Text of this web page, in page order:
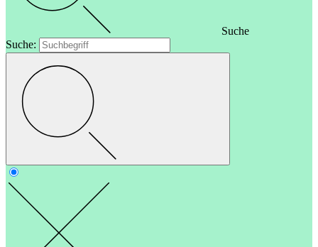
Suche
Suche: